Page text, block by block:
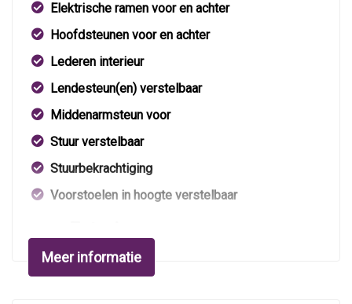
Elektrische ramen voor en achter
Hoofdsteunen voor en achter
Lederen interieur
Lendesteun(en) verstelbaar
Middenarmsteun voor
Stuur verstelbaar
Stuurbekrachtiging
Voorstoelen in hoogte verstelbaar
Buitenspiegels elektrisch verstel- en
Meer informatie